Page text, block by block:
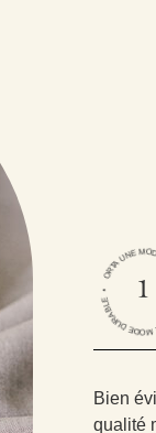
1
ORTA UNE MODE
Bien
qualité